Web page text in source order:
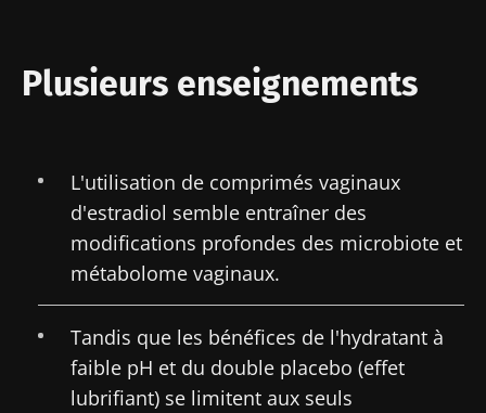
Plusieurs enseignements
L'utilisation de comprimés vaginaux
d'estradiol semble entraîner des
modifications profondes des microbiote et
métabolome vaginaux.
Tandis que les bénéfices de l'hydratant à
faible pH et du double placebo (effet
lubrifiant) se limitent aux seuls
Institute
d'autres actualités de Biocodex
J’ai lu et accepte lesCGUet lapolitique de
protection des donnéesdu Biocodex
Microbiota Institute
BMI 20-35
* Champs obligatoires
Découvrir
23/07/2026 16/07/2026